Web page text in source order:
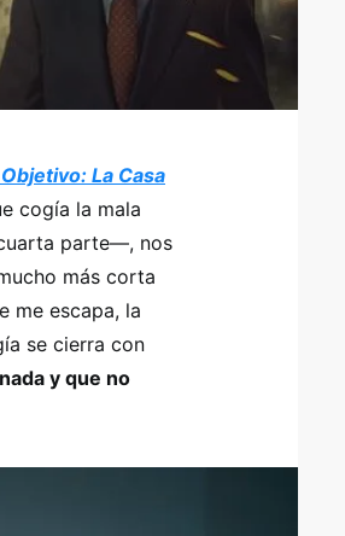
Objetivo: La Casa
cogía la mala
parte—, nos
más corta
me escapa, la
se cierra con
y que no